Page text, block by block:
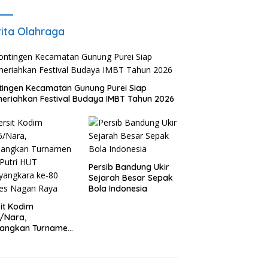
Olahraga
Kecamatan Gunung Purei Siap
Festival Budaya IMBT Tahun 2026
Kodim
Nara,
Turnamen
Persib Bandung Ukir
Sejarah Besar Sepak
Bola Indonesia